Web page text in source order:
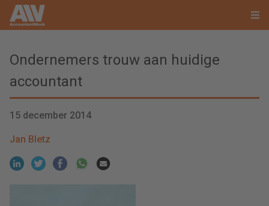
Ondernemers trouw aan huidige
accountant
15 december 2014
Jan Bletz